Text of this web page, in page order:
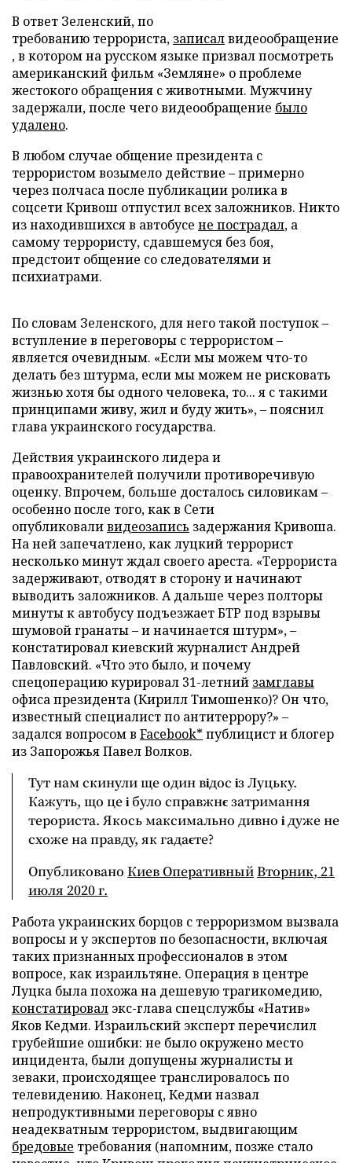
В ответ Зеленский, по
требованию террориста, записалвидеообращение
, в котором на русском языке призвал посмотреть
американский фильм «Земляне» о проблеме
жестокого обращения с животными. Мужчину
задержали, после чего видеообращение было
удалено.
В любом случае общение президента с
террористом возымело действие – примерно
через полчаса после публикации ролика в
соцсети Кривош отпустил всех заложников. Никто
из находившихся в автобусе не пострадал, а
самому террористу, сдавшемуся без боя,
предстоит общение со следователями и
психиатрами.
По словам Зеленского, для него такой поступок –
вступление в переговоры с террористом –
является очевидным. «Если мы можем что-то
делать без штурма, если мы можем не рисковать
жизнью хотя бы одного человека, то... я с такими
принципами живу, жил и буду жить», – пояснил
глава украинского государства.
Действия украинского лидера и
правоохранителей получили противоречивую
оценку. Впрочем, больше досталось силовикам –
особенно после того, как в Сети
опубликоваливидеозапись задержания Кривоша.
На ней запечатлено, как луцкий террорист
несколько минут ждал своего ареста. «Террориста
задерживают, отводят в сторону и начинают
выводить заложников. А дальше через полторы
минуты к автобусу подъезжает БТР под взрывы
шумовой гранаты – и начинается штурм», –
констатировал киевский журналист Андрей
Павловский. «Что это было, и почему
спецоперацию курировал 31-летний замглавы
офиса президента (Кирилл Тимошенко)? Он что,
известный специалист по антитеррору?» –
задался вопросом в Facebook* публицист и блогер
из Запорожья Павел Волков.
Тут нам скинули ще один відос із Луцьку.
Кажуть, що це і було справжнє затримання
терориста. Якось максимально дивно і дуже не
схоже на правду, як гадаєте?
Опубликовано Киев ОперативныйВторник, 21
июля 2020 г.
Работа украинских борцов с терроризмом вызвала
вопросы и у экспертов по безопасности, включая
таких признанных профессионалов в этом
вопросе, как израильтяне. Операция в центре
Луцка была похожа на дешевую трагикомедию,
констатировал экс-глава спецслужбы «Натив»
Яков Кедми. Израильский эксперт перечислил
грубейшие ошибки: не было окружено место
инцидента, были допущены журналисты и
зеваки, происходящее транслировалось по
телевидению. Наконец, Кедми назвал
непродуктивными переговоры с явно
неадекватным террористом, выдвигающим
бредовые требования (напомним, позже стало